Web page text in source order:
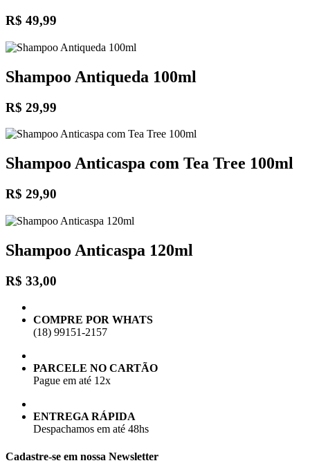
R$ 49,99
Shampoo Antiqueda 100ml
R$ 29,99
Shampoo Anticaspa com Tea Tree 100ml
R$ 29,90
Shampoo Anticaspa 120ml
R$ 33,00
COMPRE POR WHATS
(18) 99151-2157
PARCELE NO CARTÃO
Pague em até 12x
ENTREGA RÁPIDA
Despachamos em até 48hs
Cadastre-se em nossa Newsletter